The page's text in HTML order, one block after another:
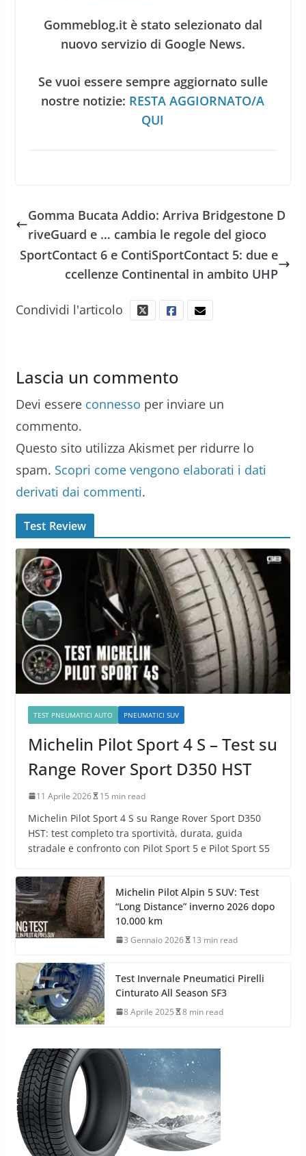
Gommeblog.it è stato selezionato dal
nuovo servizio di Google News.
Se vuoi essere sempre aggiornato sulle
nostre notizie: RESTA AGGIORNATO/A
QUI
Gomma Bucata Addio: Arriva Bridgestone D
riveGuard e … cambia le regole del gioco
SportContact 6 e ContiSportContact 5: due e
ccellenze Continental in ambito UHP
Condividi l'articolo
Lascia un commento
Devi essere connesso per inviare un
commento.
Questo sito utilizza Akismet per ridurre lo
spam. Scopri come vengono elaborati i dati
derivati dai commenti.
Test Review
TEST PNEUMATICI AUTO PNEUMATICI SUV
Michelin Pilot Sport 4 S – Test su
Range Rover Sport D350 HST
11 Aprile 2026 15 min read
Michelin Pilot Sport 4 S su Range Rover Sport D350
HST: test completo tra sportività, durata, guida
stradale e confronto con Pilot Sport 5 e Pilot Sport S5
Michelin Pilot Alpin 5 SUV: Test
“Long Distance” inverno 2026 dopo
10.000 km
3 Gennaio 2026 13 min read
Test Invernale Pneumatici Pirelli
Cinturato All Season SF3
8 Aprile 2025 8 min read